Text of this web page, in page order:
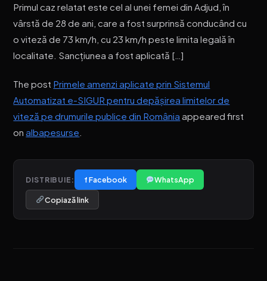
Primul caz relatat este cel al unei femei din Adjud, în
vârstă de 28 de ani, care a fost surprinsă conducând cu
o viteză de 73 km/h, cu 23 km/h peste limita legală în
localitate. Sancțiunea a fost aplicată […]
The post Primele amenzi aplicate prin Sistemul
Automatizat e-SIGUR pentru depășirea limitelor de
viteză pe drumurile publice din România appeared first
onalbapesurse
DISTRIBUIE: f Facebook WhatsApp
Copiază link